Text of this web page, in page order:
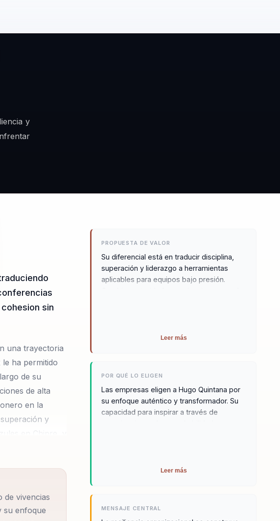
y
sin
una trayectoria
ha permitido
de su
de alta
en la
y
y
memoria,
y la
vivido en
de vivencias
su enfoque
PROPUESTA DE VALOR
Su diferencial está en traducir disciplina,
superación y liderazgo a herramientas
aplicables para equipos bajo presión.
Leer más
POR QUÉ LO ELIGEN
Las empresas eligen a Hugo Quintana por
su enfoque auténtico y transformador. Su
capacidad para inspirar a través de
contado con sus conferencias destacan la
Leer más
MENSAJE CENTRAL